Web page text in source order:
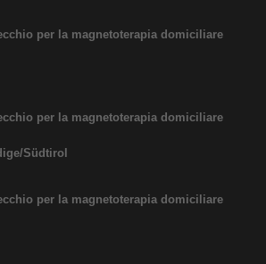
per la magnetoterapia domiciliare
per la magnetoterapia domiciliare
Südtirol
per la magnetoterapia domiciliare